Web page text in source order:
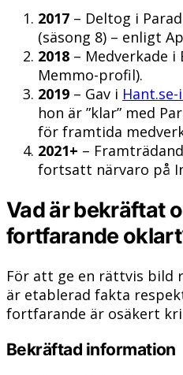
2017 – Deltog i
(säsong 8) – enligt
2018 – Medverkade i
Memmo-profil).
2019 – Gav i
hon är ”klar” med
för framtida
2021+ –
fortsatt närvaro på
Vad är bekräftat
fortfarande
För att ge en rättvis bild
är etablerad fakta
fortfarande är osäkert
Bekräftad information